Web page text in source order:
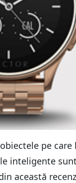
pe
inteligente
această